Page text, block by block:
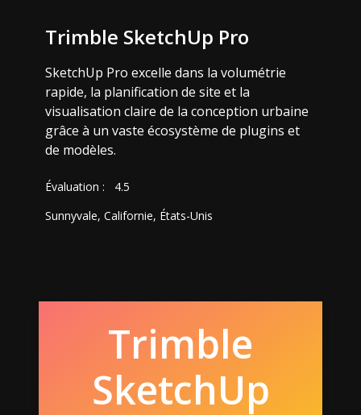
Trimble SketchUp Pro
SketchUp Pro excelle dans la volumétrie
rapide, la planification de site et la
visualisation claire de la conception urbaine
grâce à un vaste écosystème de plugins et
de modèles.
Évaluation :
4.5
Sunnyvale, Californie, États-Unis
Trimble
SketchUp